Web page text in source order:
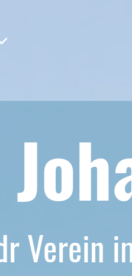
Verein